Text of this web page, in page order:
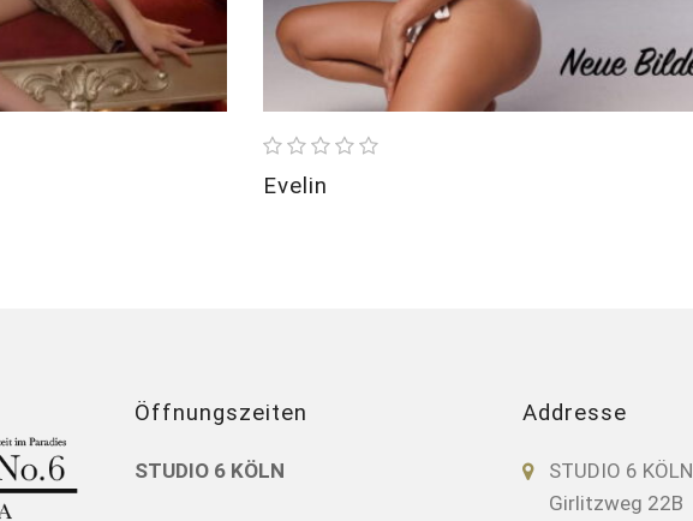
Evelin
Öffnungszeiten
STUDIO 6 KÖLN
Addresse
STUDIO 6 KÖLN
Girlitzweg 22B